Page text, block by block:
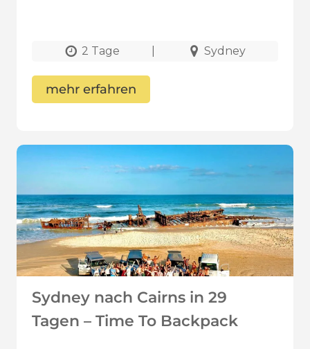
2 Tage Sydney
mehr erfahren
Sydney nach Cairns in 29
Tagen – Time To Backpack